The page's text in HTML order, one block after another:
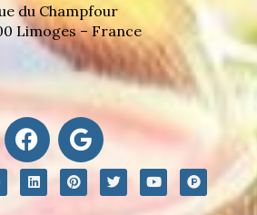
du Champfour
Limoges – France
F
a
c
e
G
o
o
g
L
i
P
i
T
w
Y
o
P
r